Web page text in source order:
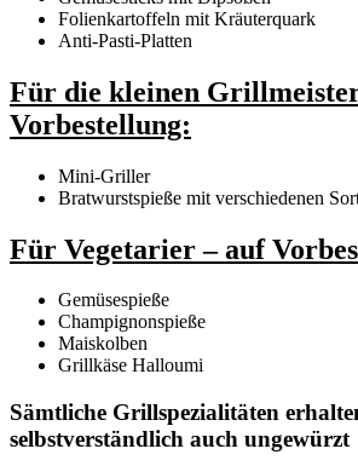
Folienkartoffeln mit Kräuterquark
Anti-Pasti-Platten
Für die kleinen
Vorbestellung:
Mini-Griller
Bratwurstspieße mit verschiedenen
Für Vegetarier – auf
Gemüsespieße
Champignonspieße
Maiskolben
Grillkäse Halloumi
Sämtliche Grillspezialitäten
selbstverständlich auch ungewürzt